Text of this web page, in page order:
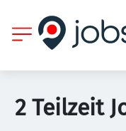
2 Teilzeit